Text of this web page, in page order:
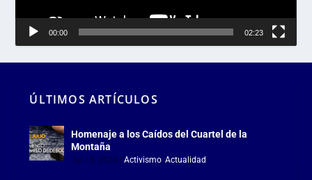
00:00 02:23
ÚLTIMOS ARTÍCULOS
Homenaje a los Caídos del Cuartel de la
Montaña
Jul 18, 2026 |Activismo ,Actualidad